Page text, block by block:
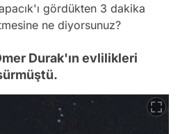
gördükten 3 dakika
ne diyorsunuz?
Durak'ın evlilikleri